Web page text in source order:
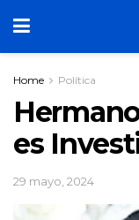
Home Política
es
29 mayo, 2024